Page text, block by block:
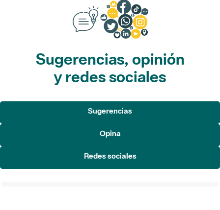
Sugerencias, opinión
y redes sociales
Sugerencias
Opina
Redes sociales